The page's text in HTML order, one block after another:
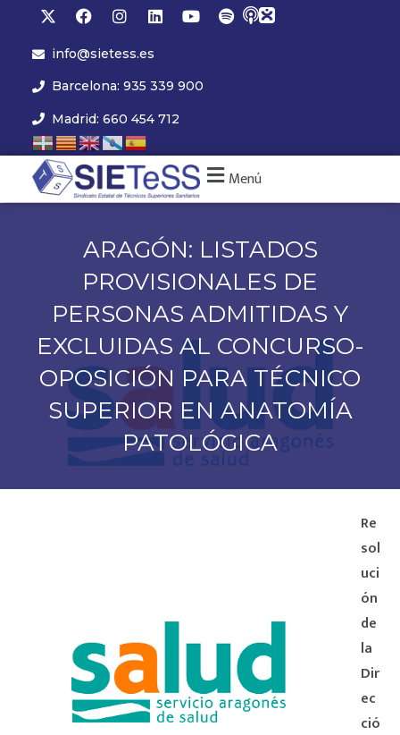
info@sietess.es
Barcelona: 935 339 900
Madrid: 660 454 712
Menú
ARAGÓN: LISTADOS
PROVISIONALES DE
PERSONAS ADMITIDAS Y
EXCLUIDAS AL CONCURSO-
OPOSICIÓN PARA TÉCNICO
SUPERIOR EN ANATOMÍA
PATOLÓGICA
Re
sol
uci
ón
de
la
Dir
ec
ció